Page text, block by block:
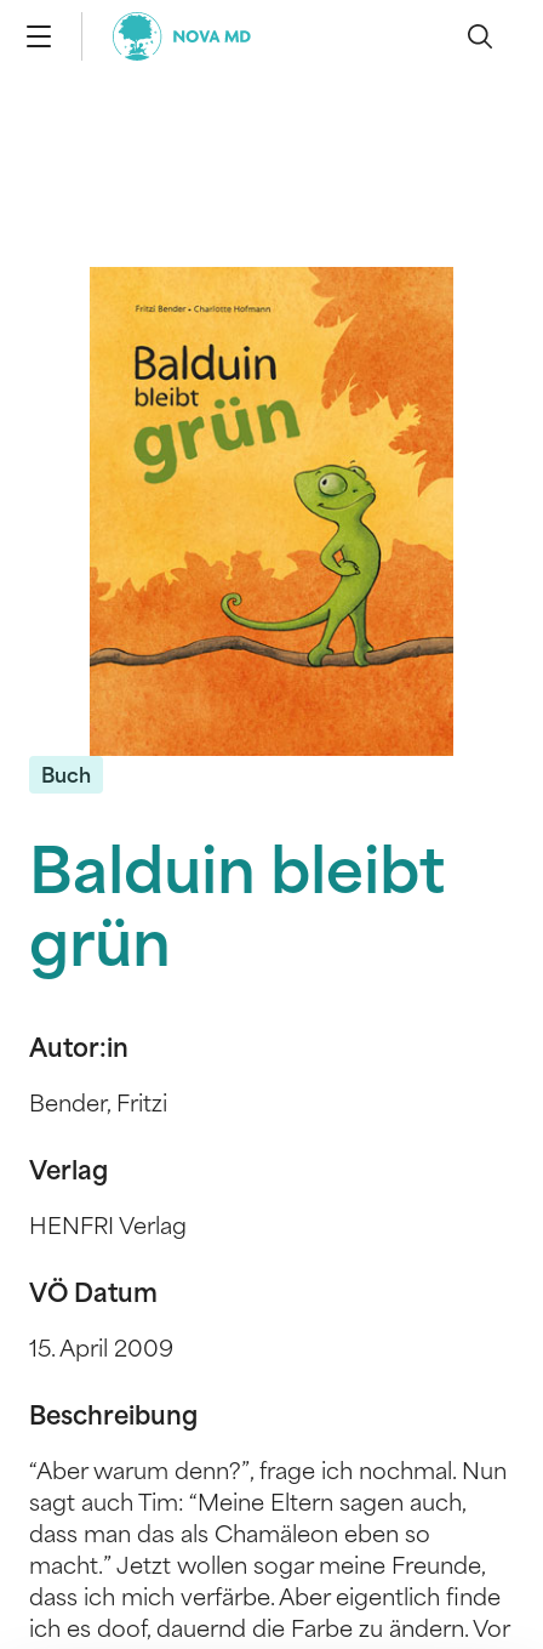
Buch
Balduin bleibt
grün
Autor:in
Bender, Fritzi
Verlag
HENFRI Verlag
VÖ Datum
15. April 2009
Beschreibung
“Aber warum denn?”, frage ich nochmal. Nun
sagt auch Tim: “Meine Eltern sagen auch,
dass man das als Chamäleon eben so
macht.” Jetzt wollen sogar meine Freunde,
dass ich mich verfärbe. Aber eigentlich finde
ich es doof, dauernd die Farbe zu ändern. Vor